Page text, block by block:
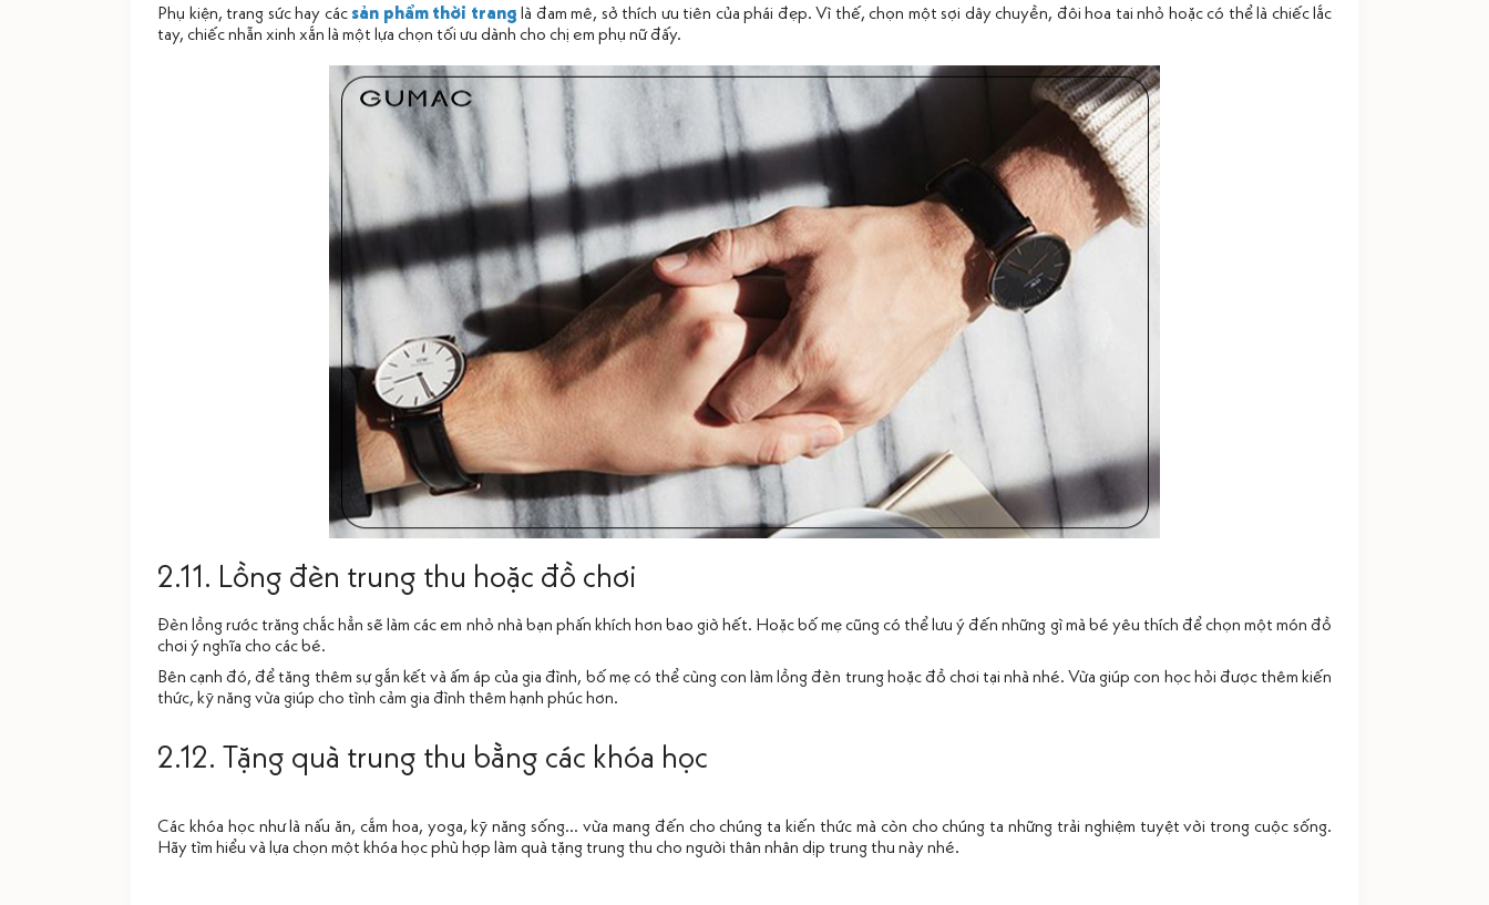
Phụ kiện, trang sức hay các sản phẩm thời trang là đam mê, sở thích ưu tiên của phái đẹp. Vì thế, chọn một sợi dây chuyền, đôi hoa tai nhỏ hoặc có thể là chiếc lắc
tay, chiếc nhẫn xinh xắn là một lựa chọn tối ưu dành cho chị em phụ nữ đấy.
2.11. Lồng đèn trung thu hoặc đồ chơi
Đèn lồng rước trăng chắc hẳn sẽ làm các em nhỏ nhà bạn phấn khích hơn bao giờ hết. Hoặc bố mẹ cũng có thể lưu ý đến những gì mà bé yêu thích để chọn một món đồ
chơi ý nghĩa cho các bé.
Bên cạnh đó, để tăng thêm sự gắn kết và ấm áp của gia đình, bố mẹ có thể cùng con làm lồng đèn trung hoặc đồ chơi tại nhà nhé. Vừa giúp con học hỏi được thêm kiến
thức, kỹ năng vừa giúp cho tình cảm gia đình thêm hạnh phúc hơn.
2.12. Tặng quà trung thu bằng các khóa học
Các khóa học như là nấu ăn, cắm hoa, yoga, kỹ năng sống… vừa mang đến cho chúng ta kiến thức mà còn cho chúng ta những trải nghiệm tuyệt vời trong cuộc sống.
Hãy tìm hiểu và lựa chọn một khóa học phù hợp làm quà tặng trung thu cho người thân nhân dịp trung thu này nhé.